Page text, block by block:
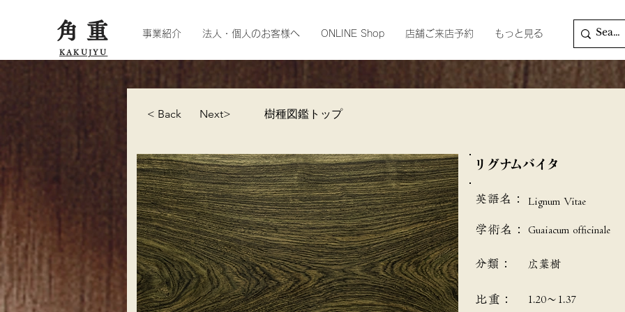
角重
KAKUJYU
事業紹介 法人・個人のお客様へ ONLINE Shop 店舗ご来店予約 もっと見る
< Back Next> 樹種図鑑トップ
リグナムバイタ
英語名： Lignum Vitae
学術名： Guaiacum officinale
分類： 広葉樹
​比重： 1.20～1.37